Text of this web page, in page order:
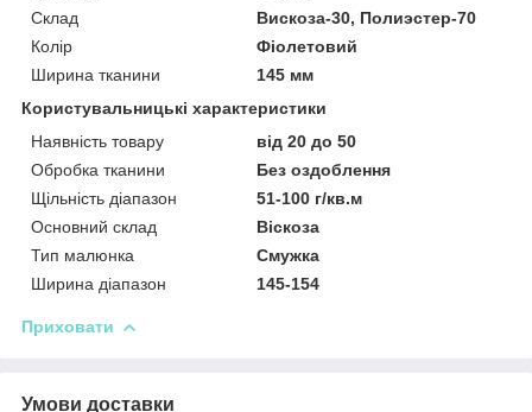
Склад
Вискоза-30, Полиэстер-70
Колір
Фіолетовий
Ширина тканини
145 мм
Користувальницькі характеристики
Наявність товару
від 20 до 50
Обробка тканини
Без оздоблення
Щільність діапазон
51-100 г/кв.м
Основний склад
Віскоза
Тип малюнка
Смужка
Ширина діапазон
145-154
Приховати
Умови доставки